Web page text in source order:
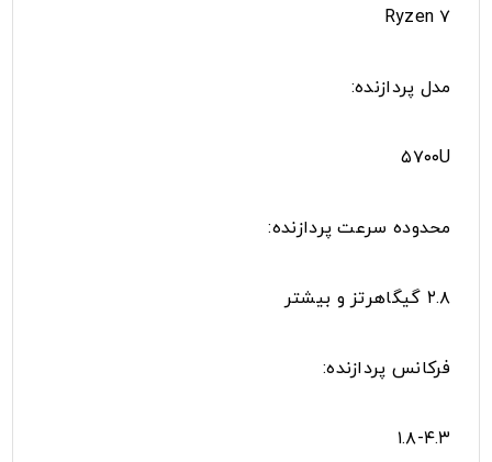
Ryzen ۷
مدل پردازنده:
۵۷۰۰U
محدوده سرعت پردازنده:
۲.۸ گیگاهرتز و بیشتر
فرکانس پردازنده:
۱.۸-۴.۳